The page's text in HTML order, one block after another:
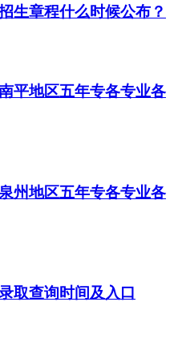
生章程什么时候公布？
平地区五年专各专业各
州地区五年专各专业各
取查询时间及入口